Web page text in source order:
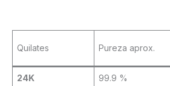
Quilates Pureza aprox.
24K 99.9 %